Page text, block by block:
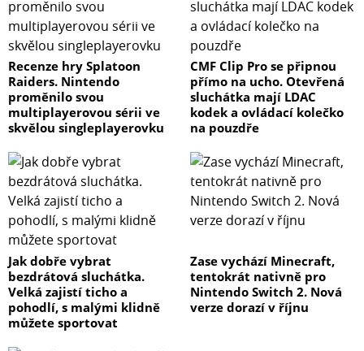
Recenze hry Splatoon
Raiders. Nintendo
proměnilo svou
multiplayerovou sérii ve
skvělou singleplayerovku
CMF Clip Pro se připnou
přímo na ucho. Otevřená
sluchátka mají LDAC
kodek a ovládací kolečko
na pouzdře
Jak dobře vybrat
bezdrátová sluchátka.
Velká zajistí ticho a
pohodlí, s malými klidně
můžete sportovat
Zase vychází Minecraft,
tentokrát nativně pro
Nintendo Switch 2. Nová
verze dorazí v říjnu